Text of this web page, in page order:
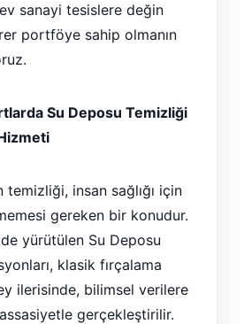
sanayi tesislere değin
portföye sahip olmanın
Su Deposu Temizliği
temizliği, insan sağlığı için
gereken bir konudur.
yürütülen Su Deposu
klasik fırçalama
ilerisinde, bilimsel verilere
gerçekleştirilir.